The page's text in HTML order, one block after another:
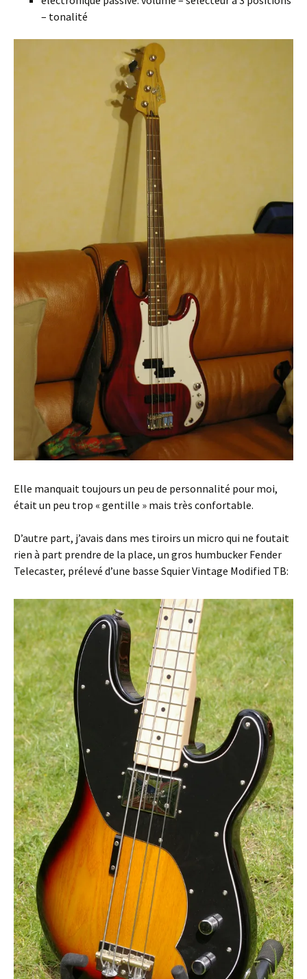
– tonalité
Elle manquait toujours un peu de personnalité pour moi,
était un peu trop « gentille » mais très confortable.
D’autre part, j’avais dans mes tiroirs un micro qui ne foutait
rien à part prendre de la place, un gros humbucker Fender
Telecaster, prélevé d’une basse Squier Vintage Modified TB: